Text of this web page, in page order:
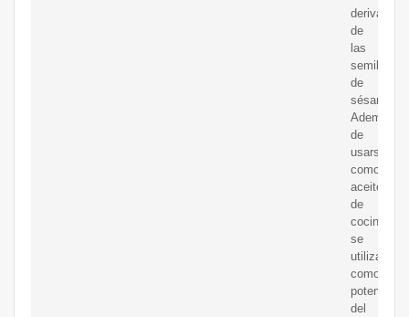
derivado
de
las
semillas
de
sésamo.
Además
de
usarse
como
aceite
de
cocina,
se
utiliza
como
del